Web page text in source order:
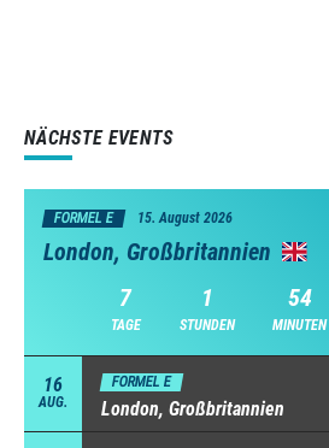
NÄCHSTE EVENTS
FORMEL E 15. August 2026
London, Großbritannien
7
TAGE
1
STUNDEN
54
MINUTEN
16
AUG.
FORMEL E
London, Großbritannien